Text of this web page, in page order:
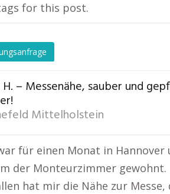
for this post.
– Messenähe, sauber und
Mittelholstein
für einen Monat in Hannover
der Monteurzimmer gewohnt.
hat mir die Nähe zur